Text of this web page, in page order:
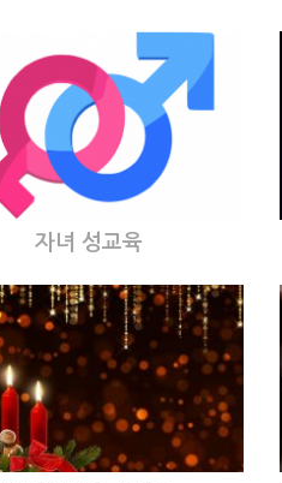
자녀 성교육